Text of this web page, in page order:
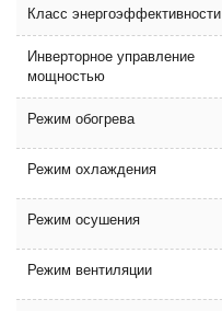
Класс энергоэффективности
Инверторное управление
мощностью
Режим обогрева
Режим охлаждения
Режим осушения
Режим вентиляции